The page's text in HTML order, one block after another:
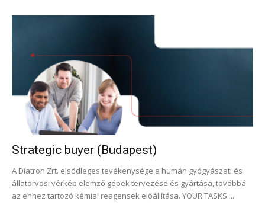
Strategic buyer (Budapest)
A Diatron Zrt. elsődleges tevékenysége a humán gyógyászati és
állatorvosi vérkép elemző gépek tervezése és gyártása, továbbá
az ehhez tartozó kémiai reagensek előállítása. YOUR TASKS ...